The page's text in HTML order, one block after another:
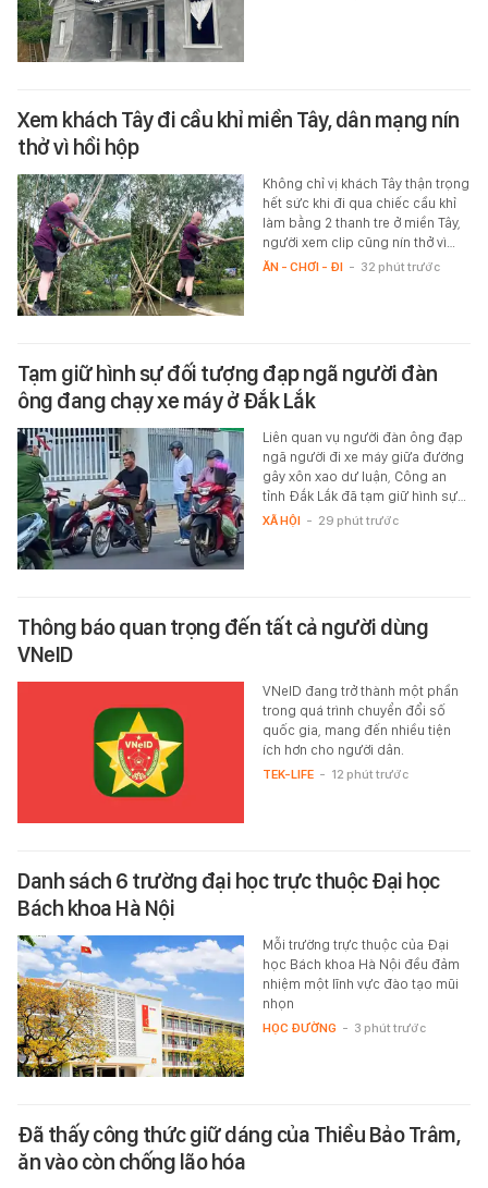
Xem khách Tây đi cầu khỉ miền Tây, dân mạng nín
thở vì hồi hộp
Không chỉ vị khách Tây thận trọng
hết sức khi đi qua chiếc cầu khỉ
làm bằng 2 thanh tre ở miền Tây,
người xem clip cũng nín thở vì…
ĂN - CHƠI - ĐI - 32 phút trước
Tạm giữ hình sự đối tượng đạp ngã người đàn
ông đang chạy xe máy ở Đắk Lắk
Liên quan vụ người đàn ông đạp
ngã người đi xe máy giữa đường
gây xôn xao dư luận, Công an
tỉnh Đắk Lắk đã tạm giữ hình sự…
XÃ HỘI - 29 phút trước
Thông báo quan trọng đến tất cả người dùng
VNeID
VNeID đang trở thành một phần
trong quá trình chuyển đổi số
quốc gia, mang đến nhiều tiện
ích hơn cho người dân.
TEK-LIFE - 12 phút trước
Danh sách 6 trường đại học trực thuộc Đại học
Bách khoa Hà Nội
Mỗi trường trực thuộc của Đại
học Bách khoa Hà Nội đều đảm
nhiệm một lĩnh vực đào tạo mũi
nhọn
HỌC ĐƯỜNG - 3 phút trước
Đã thấy công thức giữ dáng của Thiều Bảo Trâm,
ăn vào còn chống lão hóa